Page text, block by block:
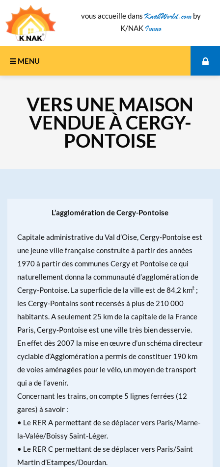
vous accueille dans KnakWorld.comby
K/NAKImmo
MENU
S'inscrire
VERS UNE MAISON
VENDUE À CERGY-
PONTOISE
L’agglomération de Cergy-Pontoise
Capitale administrative du Val d’Oise, Cergy-Pontoise est
une jeune ville française construite à partir des années
1970 à partir des communes Cergy et Pontoise ce qui
naturellement donna la communauté d’agglomération de
Cergy-Pontoise. La superficie de la ville est de 84,2 km² ;
les Cergy-Pontains sont recensés à plus de 210 000
habitants. A seulement 25 km de la capitale de la France
Paris, Cergy-Pontoise est une ville très bien desservie.
En effet dès 2007 la mise en œuvre d’un schéma directeur
cyclable d’Agglomération a permis de constituer 190 km
de voies aménagées pour le vélo, un moyen de transport
qui a de l’avenir.
Concernant les trains, on compte 5 lignes ferrées (12
gares) à savoir :
• Le RER A permettant de se déplacer vers Paris/Marne-
la-Valée/Boissy Saint-Léger.
• Le RER C permettant de se déplacer vers Paris/Saint
Martin d’Etampes/Dourdan.